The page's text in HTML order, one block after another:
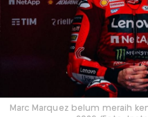
Marc Marquez belum meraih